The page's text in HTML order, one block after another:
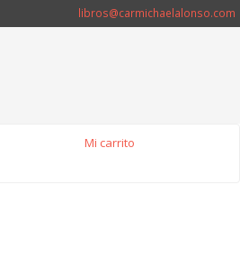
libros@carmichaelalonso.com
Mi carrito